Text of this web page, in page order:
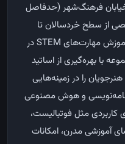
خیابان فرهنگ‌شهر (حدفاصل
تخصصی از سطح خردسالان تا
بزرگسالان، به‌عنوان یکی از پیشگامان آموزش مهارت‌های STEM در
با بهره‌گیری از اساتید
را در زمینه‌هایی
و هوش مصنوعی
کاربردی مثل فوتبالیست،
آموزشی مدرن، امکانات